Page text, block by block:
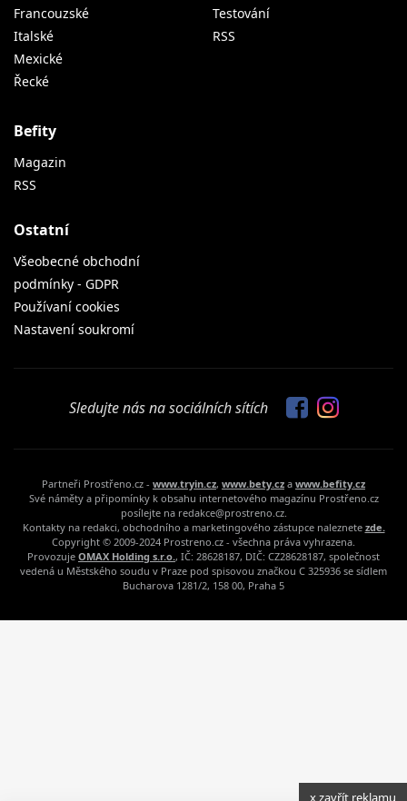
Francouzské
Italské
Mexické
Řecké
Testování
RSS
Befity
Magazin
RSS
Ostatní
Všeobecné obchodní
podmínky - GDPR
Používaní cookies
Nastavení soukromí
Sledujte nás na sociálních sítích
Partneři Prostřeno.cz - www.tryin.cz, www.bety.cz a www.befity.cz
Své náměty a připomínky k obsahu internetového magazínu Prostřeno.cz
posílejte na redakce@prostreno.cz.
Kontakty na redakci, obchodního a marketingového zástupce naleznete zde.
Copyright © 2009-2024 Prostreno.cz - všechna práva vyhrazena.
Provozuje OMAX Holding s.r.o., IČ: 28628187, DIČ: CZ28628187, společnost
vedená u Městského soudu v Praze pod spisovou značkou C 325936 se sídlem
Bucharova 1281/2, 158 00, Praha 5
x zavřít reklamu